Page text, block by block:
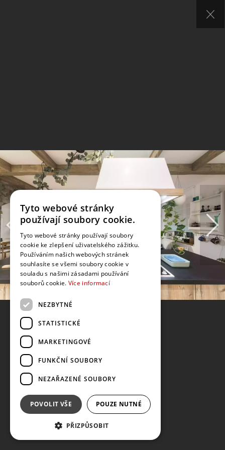
Tyto webové stránky
používají soubory cookie.
Tyto webové stránky používají soubory
cookie ke zlepšení uživatelského zážitku.
Používáním našich webových stránek
souhlasíte se všemi soubory cookie v
souladu s našimi zásadami používání
souborů cookie. Více informací
NEZBYTNÉ
STATISTICKÉ
MARKETINGOVÉ
FUNKČNÍ SOUBORY
NEZAŘAZENÉ SOUBORY
POVOLIT VŠE POUZE NUTNÉ
PŘIZPŮSOBIT